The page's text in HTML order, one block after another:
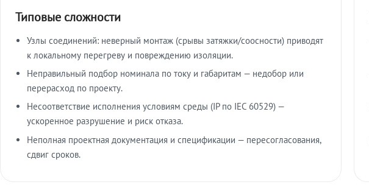
Типовые сложности
Узлы соединений: неверный монтаж (срывы затяжки/соосности) приводят
к локальному перегреву и повреждению изоляции.
Неправильный подбор номинала по току и габаритам — недобор или
перерасход по проекту.
Несоответствие исполнения условиям среды (IP по IEC 60529) —
ускоренное разрушение и риск отказа.
Неполная проектная документация и спецификации — пересогласования,
сдвиг сроков.